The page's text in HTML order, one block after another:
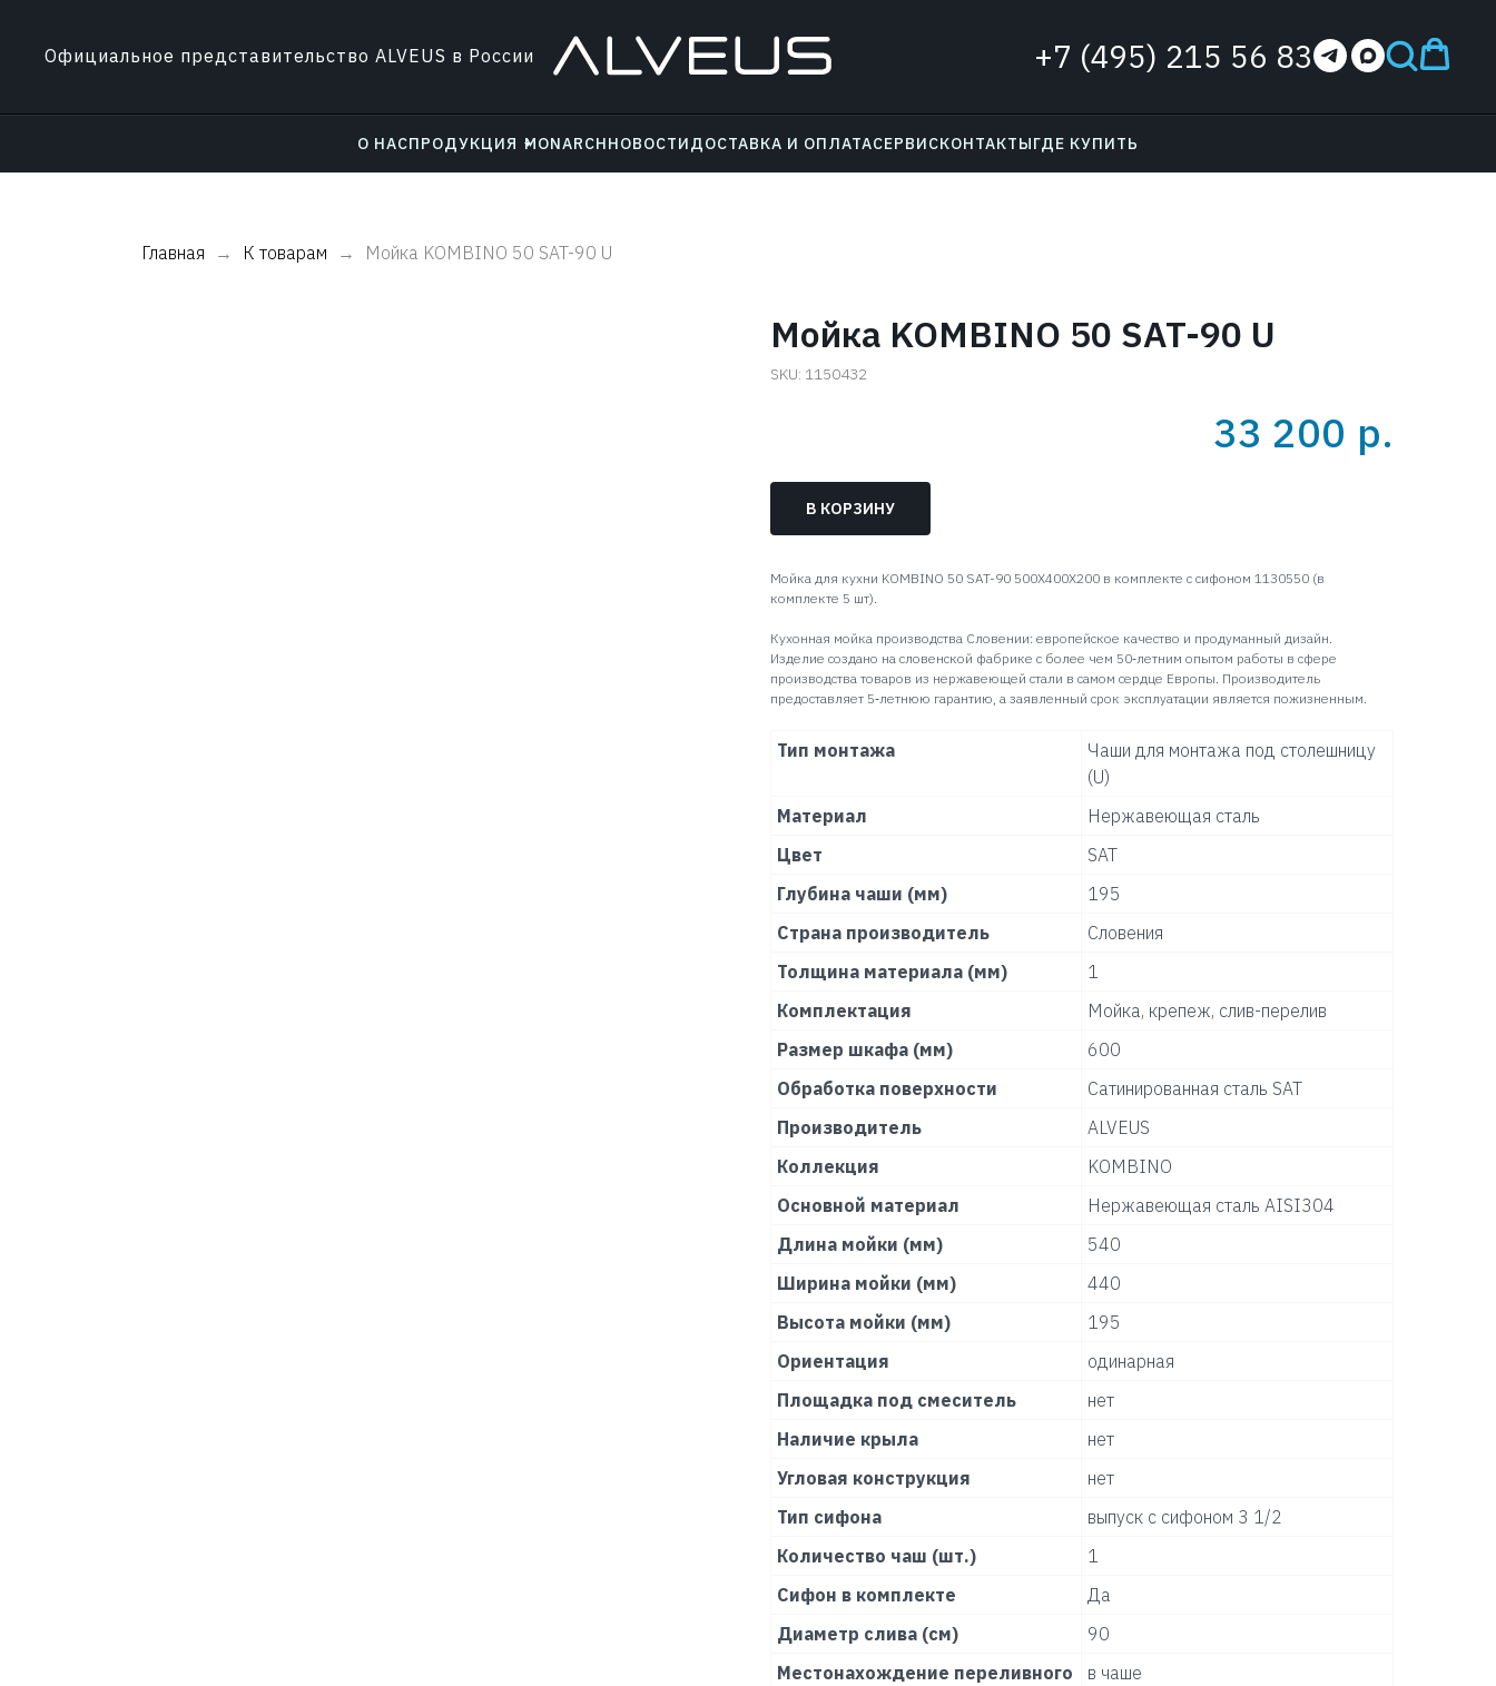
Официальное представительство ALVEUS в России +7 (495) 215 56 83
О НАСПРОДУКЦИЯ MONARCHНОВОСТИДОСТАВКА И ОПЛАТАСЕРВИСКОНТАКТЫГДЕ КУПИТЬ
Главная К товарам Мойка KOMBINO 50 SAT-90 U
Мойка KOMBINO 50 SAT-90 U
SKU: 1150432
33 200 р.
В КОРЗИНУ
Мойка для кухни KOMBINO 50 SAT-90 500X400X200 в комплекте с сифоном 1130550 (в
комплекте 5 шт).
Кухонная мойка производства Словении: европейское качество и продуманный дизайн.
Изделие создано на словенской фабрике с более чем 50‑летним опытом работы в сфере
производства товаров из нержавеющей стали в самом сердце Европы. Производитель
предоставляет 5‑летнюю гарантию, а заявленный срок эксплуатации является пожизненным.
Тип монтажа
Чаши для монтажа под столешницу
(U)
Материал
Нержавеющая сталь
Цвет
SAT
Глубина чаши (мм)
195
Страна производитель
Словения
Толщина материала (мм)
1
Комплектация
Мойка, крепеж, слив-перелив
Размер шкафа (мм)
600
Обработка поверхности
Сатинированная сталь SAT
Производитель
ALVEUS
Коллекция
KOMBINO
Основной материал
Нержавеющая сталь AISI304
Длина мойки (мм)
540
Ширина мойки (мм)
440
Высота мойки (мм)
195
Ориентация
одинарная
Площадка под смеситель
нет
Наличие крыла
нет
Угловая конструкция
нет
Тип сифона
выпуск с сифоном 3 1/2
Количество чаш (шт.)
1
Сифон в комплекте
Да
Диаметр слива (см)
90
Местонахождение переливного
в чаше